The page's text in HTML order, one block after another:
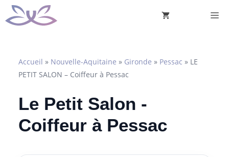
Aller
au
Accueil » Nouvelle-Aquitaine » Gironde » Pessac » LE
PETIT SALON – Coiffeur à Pessac
Le Petit Salon -
Coiffeur à Pessac